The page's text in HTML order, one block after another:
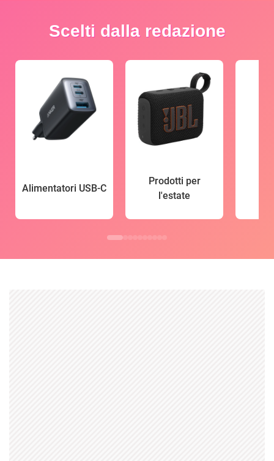
Scelti dalla redazione
Alimentatori USB-C
Prodotti per
l'estate